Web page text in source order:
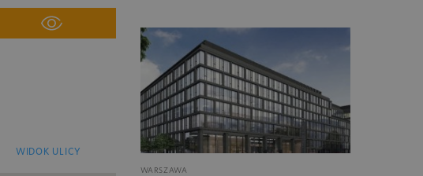
WIDOK ULICY
WARSZAWA